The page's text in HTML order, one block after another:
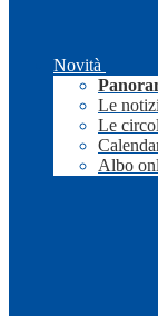
Novità
Le
Le
Albo